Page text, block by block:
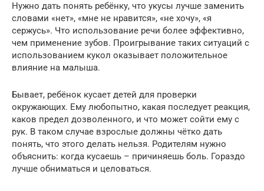
Нужно дать понять ребёнку, что укусы лучше заменить
словами «нет», «мне не нравится», «не хочу», «я
сержусь». Что использование речи более эффективно,
чем применение зубов. Проигрывание таких ситуаций с
использованием кукол оказывает положительное
влияние на малыша.
Бывает, ребёнок кусает детей для проверки
окружающих. Ему любопытно, какая последует реакция,
каков предел дозволенного, и что может сойти ему с
рук. В таком случае взрослые должны чётко дать
понять, что этого делать нельзя. Родителям нужно
объяснить: когда кусаешь – причиняешь боль. Гораздо
лучше обниматься и целоваться.